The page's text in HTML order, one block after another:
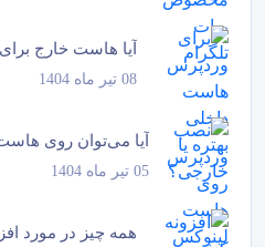
آیا هاست خارج
داخل؟
08 تیر ماه 1404
آیا می‌توان روی
نصب کرد؟
05 تیر ماه 1404
همه چیز در مورد